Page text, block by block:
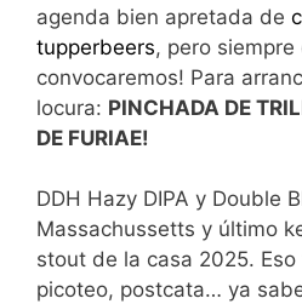
agenda bien apretada de
tupperbeers, pero
convocaremos! Para
locura: PINCHADA DE
DE FURIAE!
DDH Hazy DIPA y Double
Massachussetts y último
stout de la casa 2025.
picoteo, postcata… ya